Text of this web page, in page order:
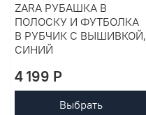
ZARA РУБАШКА В
ПОЛОСКУ И ФУТБОЛКА
В РУБЧИК С ВЫШИВКОЙ,
СИНИЙ
4 199 P
Выбрать